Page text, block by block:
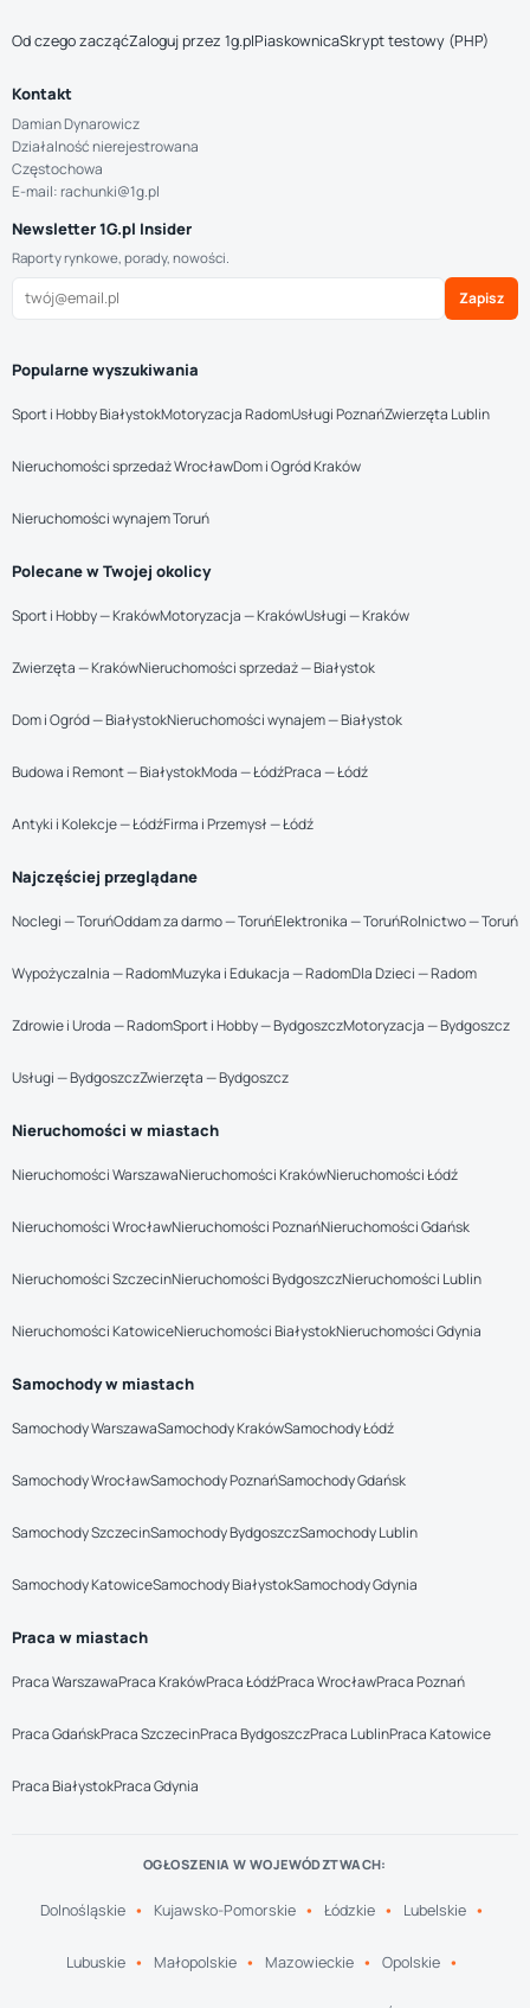
Od czego zacząćZaloguj przez 1g.plPiaskownicaSkrypt testowy (PHP)
Kontakt
Damian Dynarowicz
Działalność nierejestrowana
Częstochowa
E-mail: rachunki@1g.pl
Newsletter 1G.pl Insider
Raporty rynkowe, porady, nowości.
Zapisz
Popularne wyszukiwania
Sport i Hobby BiałystokMotoryzacja RadomUsługi PoznańZwierzęta Lublin
Nieruchomości sprzedaż WrocławDom i Ogród Kraków
Nieruchomości wynajem Toruń
Polecane w Twojej okolicy
Sport i Hobby — KrakówMotoryzacja — KrakówUsługi — Kraków
Zwierzęta — KrakówNieruchomości sprzedaż — Białystok
Dom i Ogród — BiałystokNieruchomości wynajem — Białystok
Budowa i Remont — BiałystokModa — ŁódźPraca — Łódź
Antyki i Kolekcje — ŁódźFirma i Przemysł — Łódź
Najczęściej przeglądane
Noclegi — ToruńOddam za darmo — ToruńElektronika — ToruńRolnictwo — Toruń
Wypożyczalnia — RadomMuzyka i Edukacja — RadomDla Dzieci — Radom
Zdrowie i Uroda — RadomSport i Hobby — BydgoszczMotoryzacja — Bydgoszcz
Usługi — BydgoszczZwierzęta — Bydgoszcz
Nieruchomości w miastach
Nieruchomości WarszawaNieruchomości KrakówNieruchomości Łódź
Nieruchomości WrocławNieruchomości PoznańNieruchomości Gdańsk
Nieruchomości SzczecinNieruchomości BydgoszczNieruchomości Lublin
Nieruchomości KatowiceNieruchomości BiałystokNieruchomości Gdynia
Samochody w miastach
Samochody WarszawaSamochody KrakówSamochody Łódź
Samochody WrocławSamochody PoznańSamochody Gdańsk
Samochody SzczecinSamochody BydgoszczSamochody Lublin
Samochody KatowiceSamochody BiałystokSamochody Gdynia
Praca w miastach
Praca WarszawaPraca KrakówPraca ŁódźPraca WrocławPraca Poznań
Praca GdańskPraca SzczecinPraca BydgoszczPraca LublinPraca Katowice
Praca BiałystokPraca Gdynia
OGŁOSZENIA W WOJEWÓDZTWACH:
Dolnośląskie Kujawsko-Pomorskie Łódzkie Lubelskie
Lubuskie Małopolskie Mazowieckie Opolskie